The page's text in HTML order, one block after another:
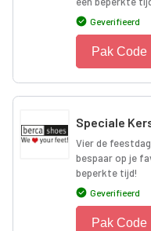
Geverifieerd
Pak Code
Speciale
Vier de
bespaar op je
beperkte tijd!
Geverifieerd
Pak Code